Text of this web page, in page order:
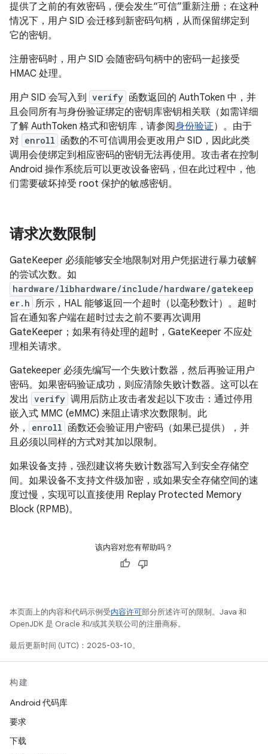
提供了之前的有效密码，便会发生“可信”重新注册；在这种
情况下，用户 SID 会迁移到新密码句柄，从而保留绑定到
它的密钥。
注册密码时，用户 SID 会随密码句柄中的密码一起接受
HMAC 处理。
用户 SID 会写入到 verify 函数返回的 AuthToken 中，并
且会同所有与身份验证绑定的密钥库密钥相关联（如需详细
了解 AuthToken 格式和密钥库，请参阅身份验证）。由于
对 enroll 函数的不可信调用会更改用户 SID，因此此类
调用会使绑定到相应密码的密钥无法再使用。攻击者在控制
Android 操作系统后可以更改设备密码，但在此过程中，他
们需要破坏掉受 root 保护的敏感密钥。
请求次数限制
GateKeeper 必须能够安全地限制对用户凭据进行暴力破解
的尝试次数。如
hardware/libhardware/include/hardware/gatekeep
er.h 所示，HAL 能够返回一个超时（以毫秒数计）。超时
旨在通知客户端在超时过去之前不要再次调用
GateKeeper；如果有待处理的超时，GateKeeper 不应处
理相关请求。
Gatekeeper 必须先编写一个失败计数器，然后再验证用户
密码。如果密码验证成功，则应清除失败计数器。这可以在
发出 verify 调用后防止攻击者发起以下攻击：通过停用
嵌入式 MMC (eMMC) 来阻止请求次数限制。此
外，
enroll 函数还会验证用户密码（如果已提供），并
且必须以同样的方式对其加以限制。
如果设备支持，强烈建议将失败计数器写入到安全存储空
间。如果设备不支持文件级加密，或如果安全存储空间的速
度过慢，实现可以直接使用 Replay Protected Memory
Block (RPMB)。
该内容对您有帮助吗？
本页面上的内容和代码示例受内容许可部分所述许可的限制。Java 和
OpenJDK 是 Oracle 和/或其关联公司的注册商标。
最后更新时间 (UTC)：2025-03-10。
构建
Android 代码库
要求
下载